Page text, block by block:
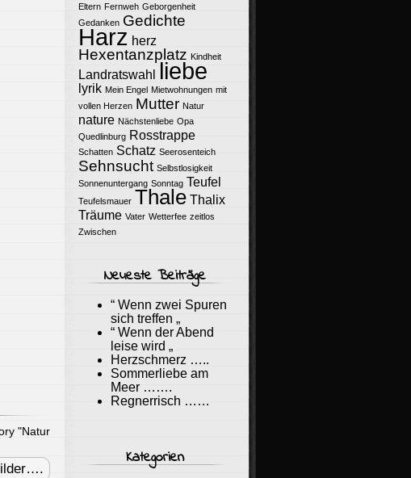
"Natur
Eltern Fernweh Geborgenheit
Gedanken Gedichte
Harz herz
Hexentanzplatz Kindheit
Landratswahl liebe
lyrik Mein Engel Mietwohnungen mit
vollen Herzen Mutter Natur
nature Nächstenliebe Opa
Quedlinburg Rosstrappe
Schatten Schatz Seerosenteich
Sehnsucht Selbstlosigkeit
Sonnenuntergang Sonntag Teufel
Teufelsmauer Thale Thalix
Träume Vater Wetterfee zeitlos
Zwischen
Neueste Beiträge
“ Wenn zwei Spuren
sich treffen „
“ Wenn der Abend
leise wird „
Herzschmerz …..
Sommerliebe am
Meer …….
Regnerrisch ……
Kategorien